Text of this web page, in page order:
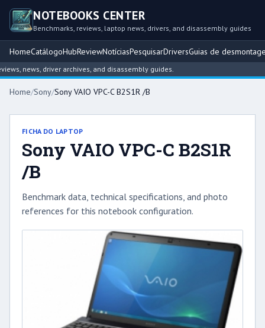
NOTEBOOKS CENTER
Benchmarks, reviews, laptop news, drivers, and disassembly guides
HomeCatálogoHubReviewNotíciasPesquisarDriversGuias de
news, driver archives, and disassembly guides.
Home/Sony/Sony VAIO VPC-C B2S1R /B
FICHA DO LAPTOP
Sony VAIO VPC-C B2S1R
/B
Benchmark data, technical specifications, and photo
references for this notebook configuration.